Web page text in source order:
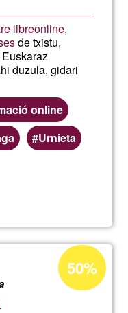
LINUX
libreonline,
de txistu,
duzula, gidari
online
Urnieta
Garbiñe
Porcentaje
de
aceptación
50%